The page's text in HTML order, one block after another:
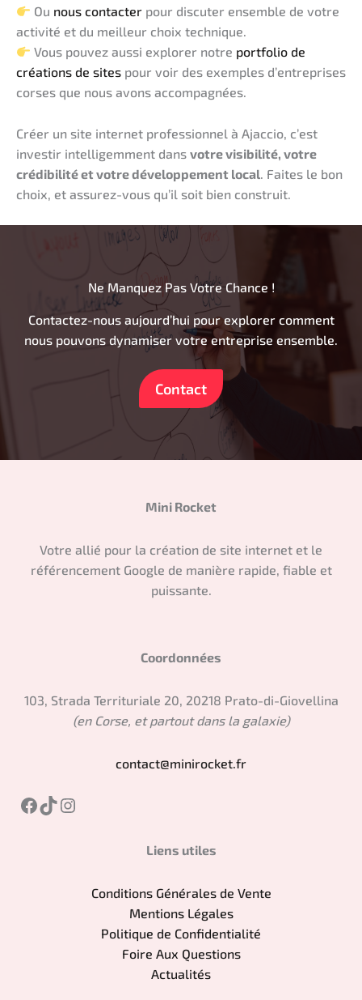
Ou nous contacter pour discuter ensemble de votre
activité et du meilleur choix technique.
Vous pouvez aussi explorer notre portfolio de
créations de sites pour voir des exemples d’entreprises
corses que nous avons accompagnées.
Créer un site internet professionnel à Ajaccio, c’est
investir intelligemment dans votre visibilité, votre
crédibilité et votre développement local. Faites le bon
choix, et assurez-vous qu’il soit bien construit.
Ne Manquez Pas Votre Chance !
Contactez-nous aujourd’hui pour explorer comment
nous pouvons dynamiser votre entreprise ensemble.
Contact
Mini Rocket
Votre allié pour la création de site internet et le
référencement Google de manière rapide, fiable et
puissante.
Coordonnées
103, Strada Territuriale 20, 20218 Prato-di-Giovellina
(en Corse, et partout dans la galaxie)
contact@minirocket.fr
Facebook
TikTokInstagram
Liens utiles
Conditions Générales de Vente
Mentions Légales
Politique de Confidentialité
Foire Aux Questions
Actualités